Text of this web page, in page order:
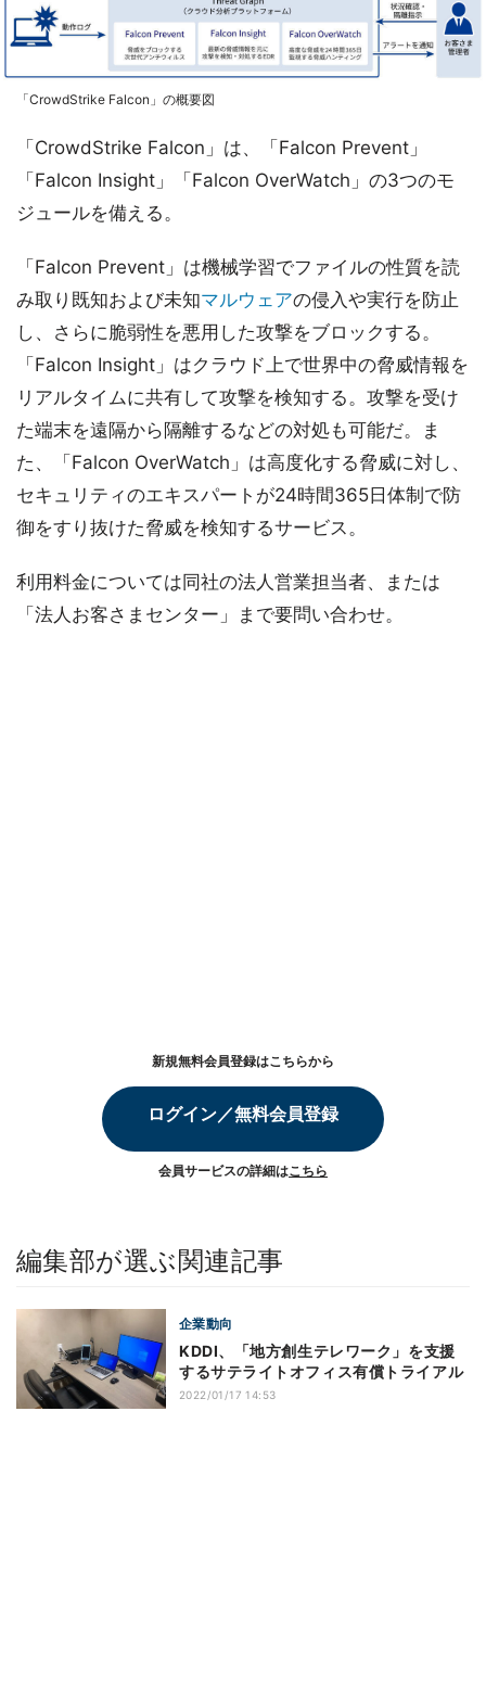
「CrowdStrike Falcon」の概要図
「CrowdStrike Falcon」は、「Falcon Prevent」
「Falcon Insight」「Falcon OverWatch」の3つのモ
ジュールを備える。
「Falcon Prevent」は機械学習でファイルの性質を読
み取り既知および未知マルウェアの侵入や実行を防止
し、さらに脆弱性を悪用した攻撃をブロックする。
「Falcon Insight」はクラウド上で世界中の脅威情報を
リアルタイムに共有して攻撃を検知する。攻撃を受け
た端末を遠隔から隔離するなどの対処も可能だ。ま
た、「Falcon OverWatch」は高度化する脅威に対し、
セキュリティのエキスパートが24時間365日体制で防
御をすり抜けた脅威を検知するサービス。
利用料金については同社の法人営業担当者、または
「法人お客さまセンター」まで要問い合わせ。
新規無料会員登録はこちらから
ログイン／無料会員登録
会員サービスの詳細はこちら
編集部が選ぶ関連記事
企業動向
KDDI、「地方創生テレワーク」を支援
するサテライトオフィス有償トライアル
2022/01/17 14:53